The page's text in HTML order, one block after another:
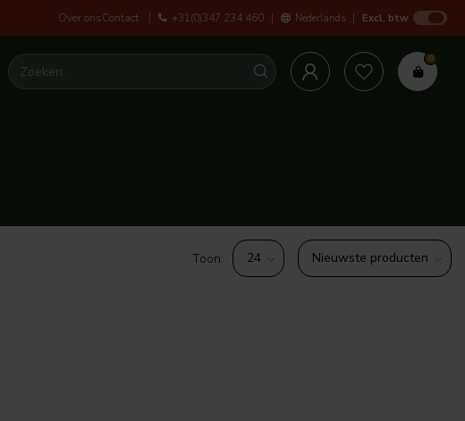
Persoonlijke service en
Over onsContact +31(0)347 234 460 Nederlands Excl. btw
0
Toon: